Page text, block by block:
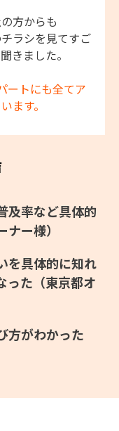
方からも
ラシを見てすご
きました。
ートにも全てア
ます。
及率など具体的
ー様）
を具体的に知れ
った（東京都オ
方がわかった